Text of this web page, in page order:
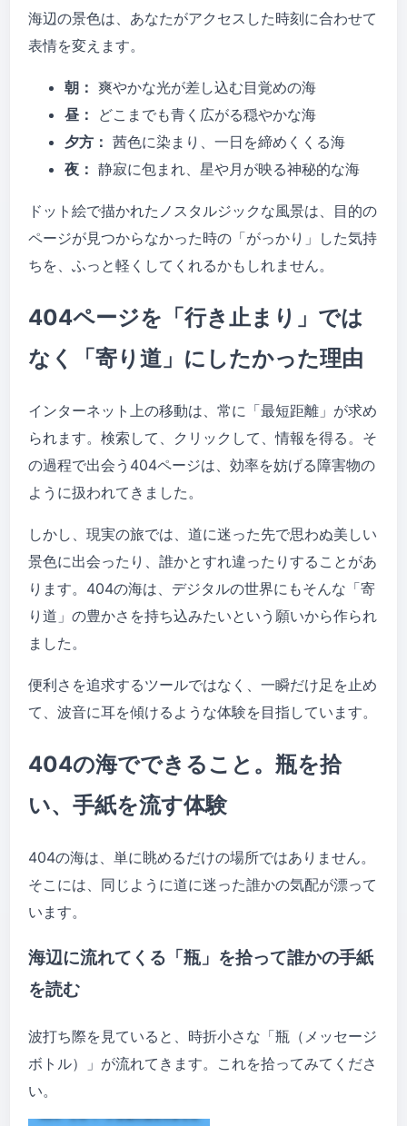
海辺の景色は、あなたがアクセスした時刻に合わせて
表情を変えます。
朝： 爽やかな光が差し込む目覚めの海
昼：
どこまでも青く広がる穏やかな海
夕方： 茜色に染まり、一日を締めくくる海
夜： 静寂に包まれ、星や月が映る神秘的な海
ドット絵で描かれたノスタルジックな風景は、目的の
ページが見つからなかった時の「がっかり」した気持
ちを、ふっと軽くしてくれるかもしれません。
404ページを「行き止まり」では
なく「寄り道」にしたかった理由
インターネット上の移動は、常に「最短距離」が求め
られます。検索して、クリックして、情報を得る。そ
の過程で出会う404ページは、効率を妨げる障害物の
ように扱われてきました。
しかし、現実の旅では、道に迷った先で思わぬ美しい
景色に出会ったり、誰かとすれ違ったりすることがあ
ります。404の海は、デジタルの世界にもそんな「寄
り道」の豊かさを持ち込みたいという願いから作られ
ました。
便利さを追求するツールではなく、一瞬だけ足を止め
て、波音に耳を傾けるような体験を目指しています。
404の海でできること。瓶を拾
い、手紙を流す体験
404の海は、単に眺めるだけの場所ではありません。
そこには、同じように道に迷った誰かの気配が漂って
います。
海辺に流れてくる「瓶」を拾って誰かの手紙
を読む
波打ち際を見ていると、時折小さな「瓶（メッセージ
ボトル）」が流れてきます。これを拾ってみてくださ
い。